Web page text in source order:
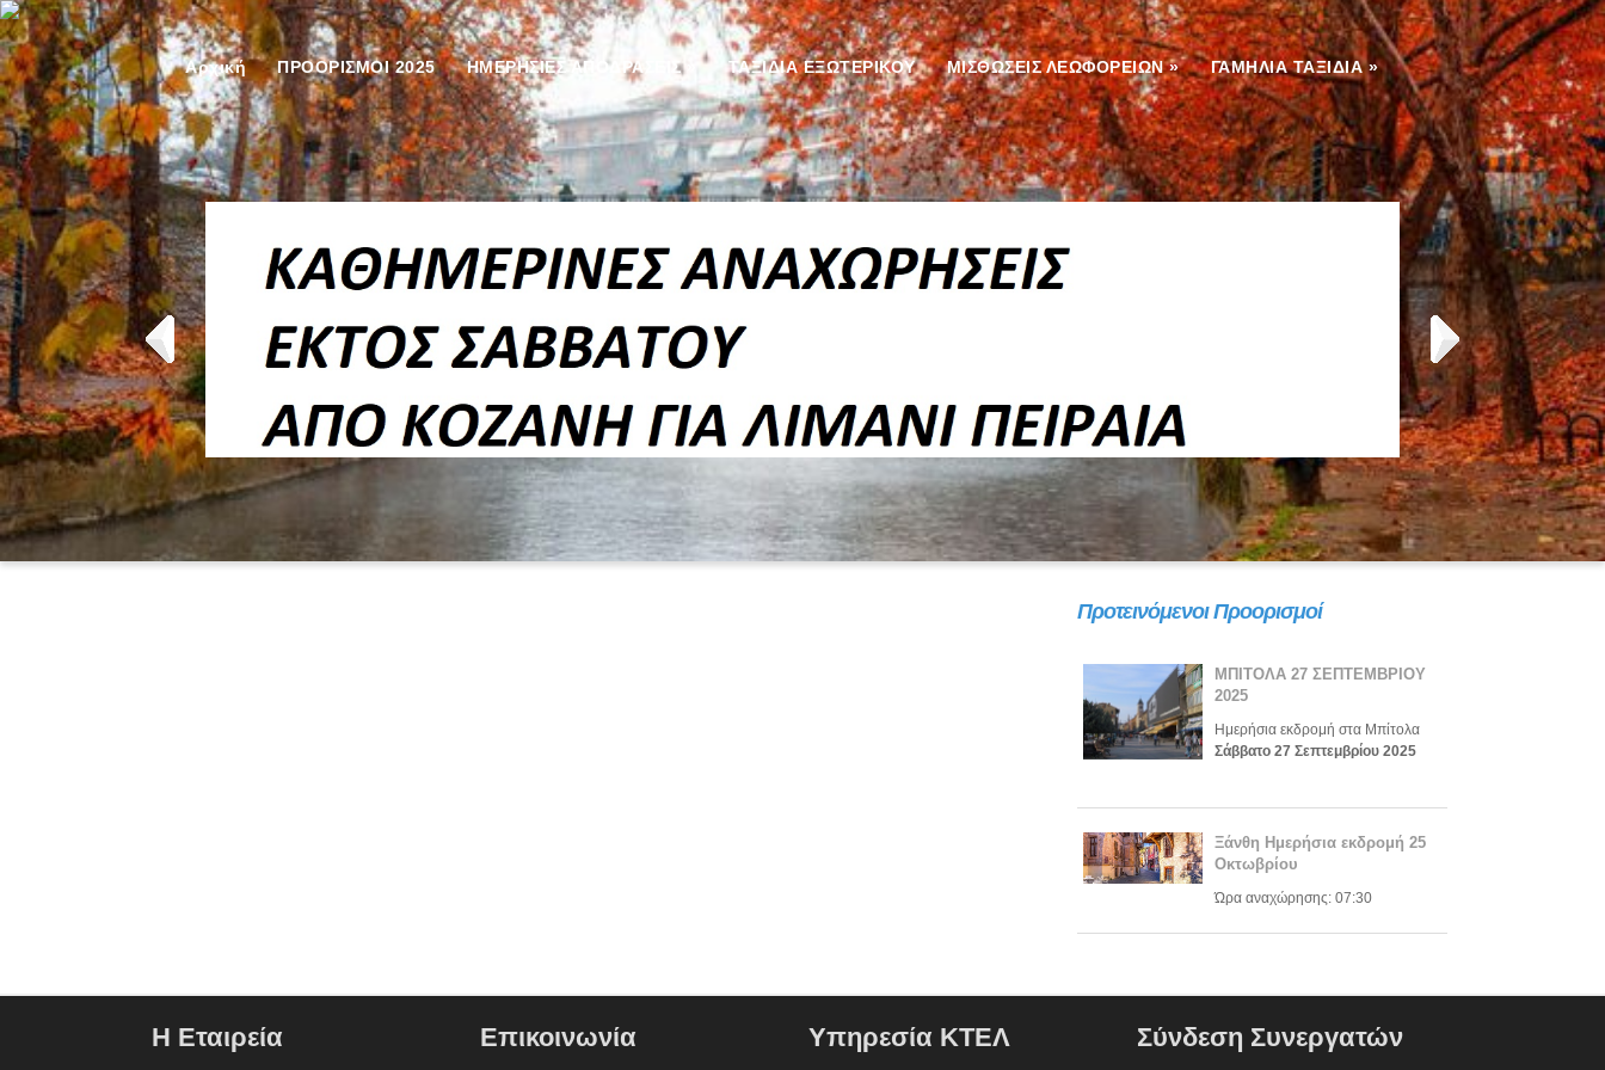
Αρχική ΠΡΟΟΡΙΣΜΟΙ 2025 ΗΜΕΡΗΣΙΕΣ ΑΠΟΔΡΑΣΕΙΣ» ΤΑΞΙΔΙΑ ΕΞΩΤΕΡΙΚΟΥ ΜΙΣΘΩΣΕΙΣ ΛΕΩΦΟΡΕΙΩΝ» ΓΑΜΗΛΙΑ ΤΑΞΙΔΙΑ»
Προτεινόμενοι Προορισμοί
ΜΠΙΤΟΛΑ 27 ΣΕΠΤΕΜΒΡΙΟΥ
2025
Ημερήσια εκδρομή στα Μπίτολα
Σάββατο 27 Σεπτεμβρίου 2025
Ξάνθη Ημερήσια εκδρομή 25
Οκτωβρίου
Ώρα αναχώρησης: 07:30
Η Εταιρεία Επικοινωνία Υπηρεσία ΚΤΕΛ Σύνδεση Συνεργατών